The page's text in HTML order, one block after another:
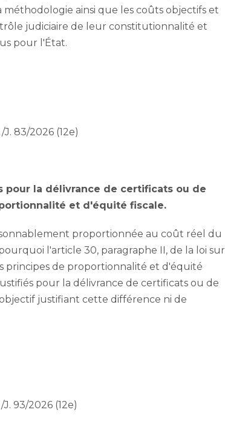
ainsi que les coûts objectifs et
judiciaire de leur constitutionnalité et
pour l'État.
83/2026 (12e)
pour la délivrance de certificats ou de
et d'équité fiscale.
proportionnée au coût réel du
l'article 30, paragraphe II, de la loi sur
principes de proportionnalité et d'équité
pour la délivrance de certificats ou de
justifiant cette différence ni de
93/2026 (12e)